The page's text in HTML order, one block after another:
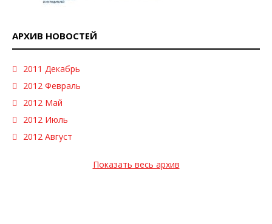
АРХИВ НОВОСТЕЙ
2011 Декабрь
2012 Февраль
2012 Май
2012 Июль
2012 Август
Показать весь архив